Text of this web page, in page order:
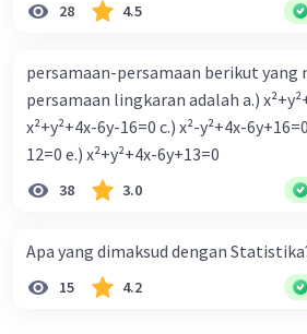
28 4.5
persamaan-persamaan berikut yang
persamaan lingkaran adalah a.) x²+y²+4x-6y-12=0 b.)
x²+y²+4x-6y-16=0 c.) x²-y²+4x-
12=0 e.) x²+y²+4x-6y+13=0
38 3.0
Apa yang dimaksud dengan
15 4.2